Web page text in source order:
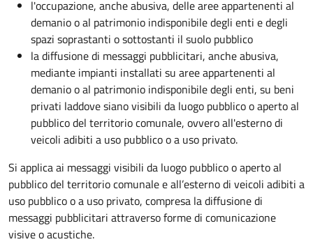
l'occupazione, anche abusiva, delle aree appartenenti al
demanio o al patrimonio indisponibile degli enti e degli
spazi soprastanti o sottostanti il suolo pubblico
la diffusione di messaggi pubblicitari, anche abusiva,
mediante impianti installati su aree appartenenti al
demanio o al patrimonio indisponibile degli enti, su beni
privati laddove siano visibili da luogo pubblico o aperto al
pubblico del territorio comunale, ovvero all'esterno di
veicoli adibiti a uso pubblico o a uso privato.
Si applica ai messaggi visibili da luogo pubblico o aperto al
pubblico del territorio comunale e all’esterno di veicoli adibiti a
uso pubblico o a uso privato, compresa la diffusione di
messaggi pubblicitari attraverso forme di comunicazione
visive o acustiche.